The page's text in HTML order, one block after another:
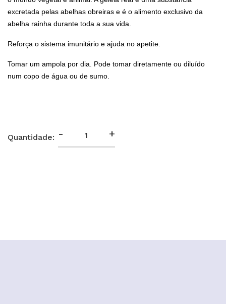
excretada pelas abelhas obreiras e é o alimento exclusivo da
abelha rainha durante toda a sua vida.
Reforça o sistema imunitário e ajuda no apetite.
Tomar um ampola por dia. Pode tomar diretamente ou diluído
num copo de água ou de sumo.
Quantidade: - +